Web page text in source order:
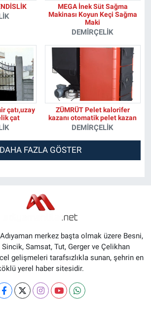
MEGA İnek Süt Sağma
Makinası Koyun Keçi Sağma
Maki
DEMIRÇELIK
çatı,uzay
çat
ZÜMRÜT Pelet kalorifer
kazanı otomatik pelet kazan
DEMIRÇELIK
DAHA FAZLA GÖSTER
merkez başta olmak üzere Besni,
Sincik, Samsat, Tut, Gerger ve Çelikhan
gelişmeleri tarafsızlıkla sunan, şehrin en
yerel haber sitesidir.